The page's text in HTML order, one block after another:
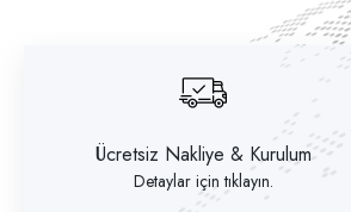
Ücretsiz Nakliye & Kurulum
Detaylar için tıklayın.